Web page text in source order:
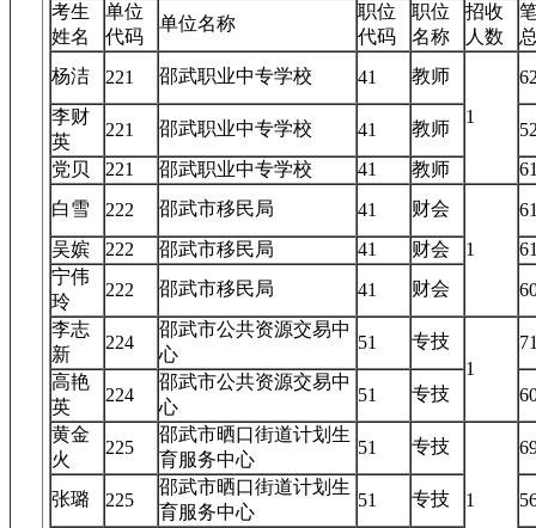
考生
姓名
单位
代码
单位名称
职位
代码
职位
名称
招收
人数
杨洁
221 邵武职业中专学校 41
教师
1
李财
英
221 邵武职业中专学校 41 教师
党贝
221 邵武职业中专学校 41 教师
白雪
222 邵武市移民局 41
财会
1
吴嫔
222 邵武市移民局 41 财会
宁伟
玲
222 邵武市移民局 41 财会
李志
新
224
邵武市公共资源交易中
心
51
专技
1
高艳
英
224
邵武市公共资源交易中
心
51 专技
黄金
火
225
邵武市晒口街道计划生
育服务中心
51 专技
1
张璐 225
邵武市晒口街道计划生
育服务中心
51 专技